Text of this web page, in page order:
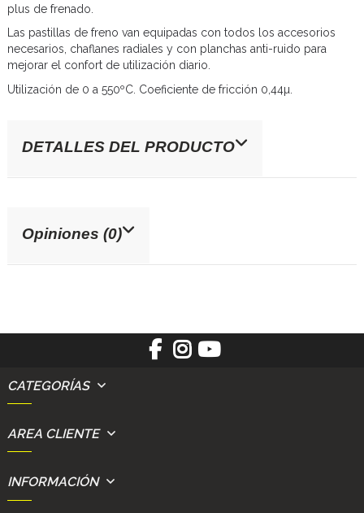
plus de frenado.
Las pastillas de freno van equipadas con todos los accesorios
necesarios, chaflanes radiales y con planchas anti-ruido para
mejorar el confort de utilización diario.
Utilización de 0 a 550ºC. Coeficiente de fricción 0,44µ.
DETALLES DEL PRODUCTO
Opiniones (0)
CATEGORÍAS
AREA CLIENTE
INFORMACIÓN